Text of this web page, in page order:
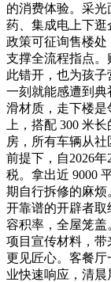
的消费体验。采
药、集成电上下
政策可征询售楼处
支撑全流程指点
此错开，也为孩
一刻就能感遭到
滑材质，走下楼
上，搭配 300 米
房，所有车辆从
前提下，自2026
税。拿出近 9000
期自行拆修的麻
开靠谱的开辟者
容积率，全屋笼盖
项目宣传材料，
更见匠心。客餐
业快速响应，清